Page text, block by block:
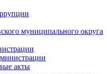
муниципального округа
акты